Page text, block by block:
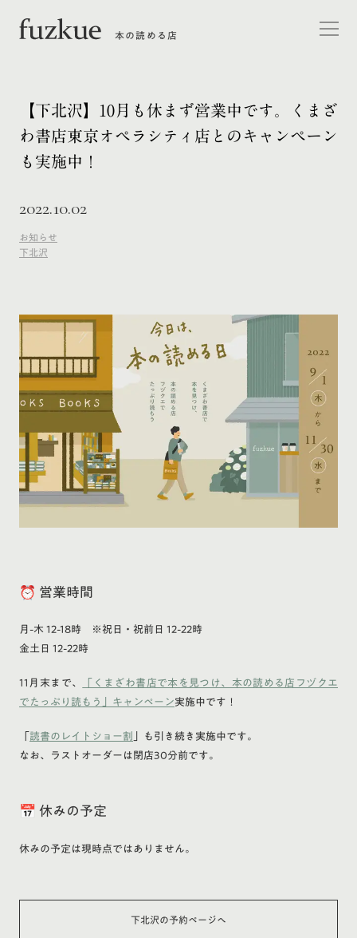
本の読める店
【下北沢】10月も休まず営業中です。くまざ
わ書店東京オペラシティ店とのキャンペーン
も実施中！
2022.10.02
お知らせ
下北沢
⏰ 営業時間
月-木 12-18時 ※祝日・祝前日 12-22時
金土日 12-22時
11月末まで、
「くまざわ書店で本を見つけ、本の読める店フヅクエ
でたっぷり読もう」キャンペーン実施中です！
読書のレイトショー割
」も引き続き実施中です。
なお、ラストオーダーは閉店30分前です。
📅 休みの予定
休みの予定は現時点ではありません。
下北沢の予約ページへ